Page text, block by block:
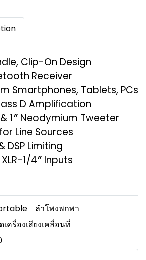
Clip-On Design
Receiver
Smartphones, Tablets, PCs
D Amplification
1″ Neodymium Tweeter
Line Sources
DSP Limiting
1/4″ Inputs
ลำโพงพกพา
เครื่องเสียงเคลื่อนที่